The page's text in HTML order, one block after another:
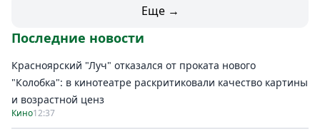
Россия
Мир
Здоровье
Еда
Еще →
Последние новости
Красноярский "Луч" отказался от проката нового
"Колобка": в кинотеатре раскритиковали качество картины
и возрастной ценз
Кино12:37